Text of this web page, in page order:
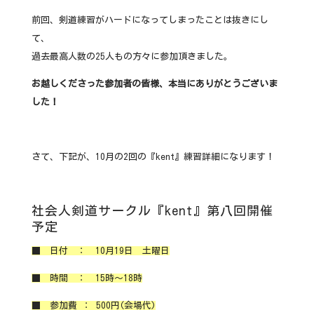
前回、剣道練習がハードになってしまったことは抜きにし
て、
過去最高人数の25人もの方々に参加頂きました。
お越しくださった参加者の皆様、本当にありがとうございま
した！
さて、下記が、10月の2回の『kent』練習詳細になります！
社会人剣道サークル『kent』第八回開催
予定
■ 日付 ： 10月19日 土曜日
■ 時間 ： 15時～18時
■ 参加費 ： 500円(会場代)